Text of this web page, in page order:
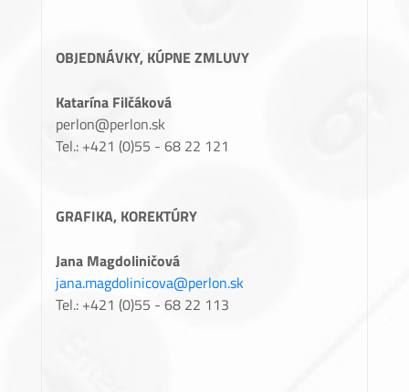
OBJEDNÁVKY, KÚPNE ZMLUVY
Katarína Filčáková
perlon@perlon.sk
Tel.: +421 (0)55 - 68 22 121
GRAFIKA, KOREKTÚRY
Jana Magdoliničová
jana.magdolinicova@perlon.sk
Tel.: +421 (0)55 - 68 22 113